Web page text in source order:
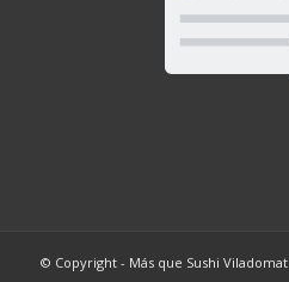
© Copyright - Más que Sushi Viladomat